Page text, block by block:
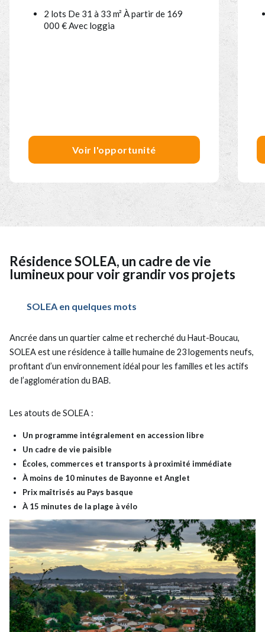
2 lots De 31 à 33 m² À partir de 169
000 € Avec loggia
Voir l'opportunité
Résidence SOLEA, un cadre de vie
lumineux pour voir grandir vos projets
SOLEA en quelques mots
Ancrée dans un quartier calme et recherché du Haut-Boucau,
SOLEA est une résidence à taille humaine de 23 logements neufs,
profitant d’un environnement idéal pour les familles et les actifs
de l’agglomération du BAB.
Les atouts de SOLEA :
Un programme intégralement en accession libre
Un cadre de vie paisible
Écoles, commerces et transports à proximité immédiate
À moins de 10 minutes de Bayonne et Anglet
Prix maîtrisés au Pays basque
À 15 minutes de la plage à vélo